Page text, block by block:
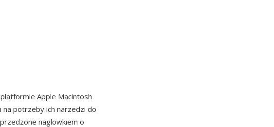
Apple Macintosh
potrzeby ich narzedzi do
naglowkiem o